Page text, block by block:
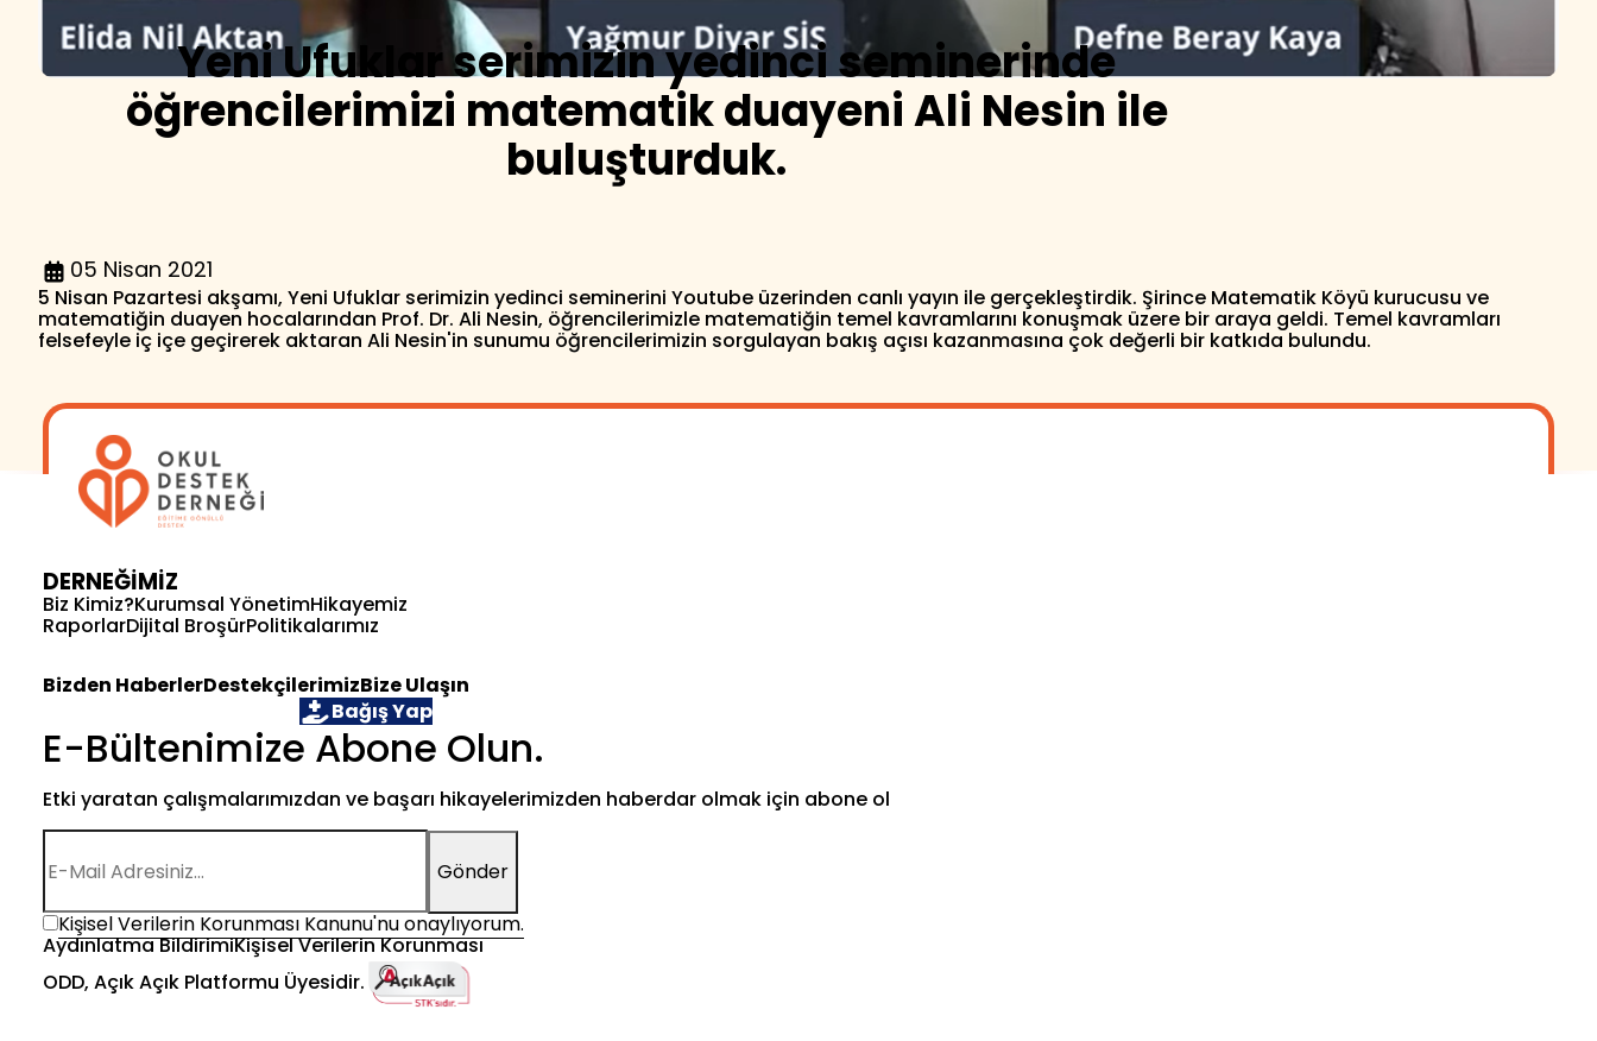
Yeni Ufuklar serimizin yedinci seminerinde
öğrencilerimizi matematik duayeni Ali Nesin ile
buluşturduk.
05 Nisan 2021
5 Nisan Pazartesi akşamı, Yeni Ufuklar serimizin yedinci seminerini Youtube üzerinden canlı yayın ile gerçekleştirdik. Şirince Matematik Köyü kurucusu ve
matematiğin duayen hocalarından Prof. Dr. Ali Nesin, öğrencilerimizle matematiğin temel kavramlarını konuşmak üzere bir araya geldi. Temel kavramları
felsefeyle iç içe geçirerek aktaran Ali Nesin'in sunumu öğrencilerimizin sorgulayan bakış açısı kazanmasına çok değerli bir katkıda bulundu.
DERNEĞİMİZ
Biz Kimiz?Kurumsal YönetimHikayemiz
RaporlarDijital BroşürPolitikalarımız
Bizden HaberlerDestekçilerimizBize Ulaşın
Bağış Yap
E-Bültenimize Abone Olun.
Etki yaratan çalışmalarımızdan ve başarı hikayelerimizden haberdar olmak için abone ol
Gönder
Kişisel Verilerin Korunması Kanunu'nu onaylıyorum.
Aydınlatma BildirimiKişisel Verilerin Korunması
ODD, Açık Açık Platformu Üyesidir.